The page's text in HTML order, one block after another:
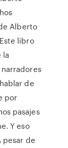
Alberto
libro
la
de
por
pasajes
Y eso
pesar de